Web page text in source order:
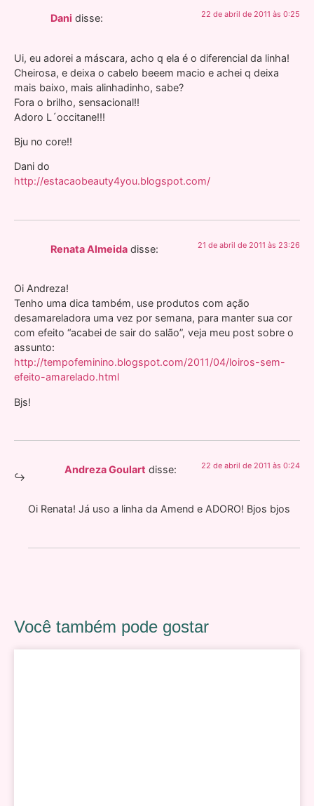
Dani disse: 22 de abril de 2011 às 0:25
Ui, eu adorei a máscara, acho q ela é o diferencial da linha!
Cheirosa, e deixa o cabelo beeem macio e achei q deixa
mais baixo, mais alinhadinho, sabe?
Fora o brilho, sensacional!!
Adoro L´occitane!!!
Bju no core!!
Dani do
http://estacaobeauty4you.blogspot.com/
Renata Almeida disse: 21 de abril de 2011 às 23:26
Oi Andreza!
Tenho uma dica também, use produtos com ação
desamareladora uma vez por semana, para manter sua cor
com efeito “acabei de sair do salão”, veja meu post sobre o
assunto:
http://tempofeminino.blogspot.com/2011/04/loiros-sem-
efeito-amarelado.html
Bjs!
Andreza Goulart disse: 22 de abril de 2011 às 0:24
Oi Renata! Já uso a linha da Amend e ADORO! Bjos bjos
Você também pode gostar